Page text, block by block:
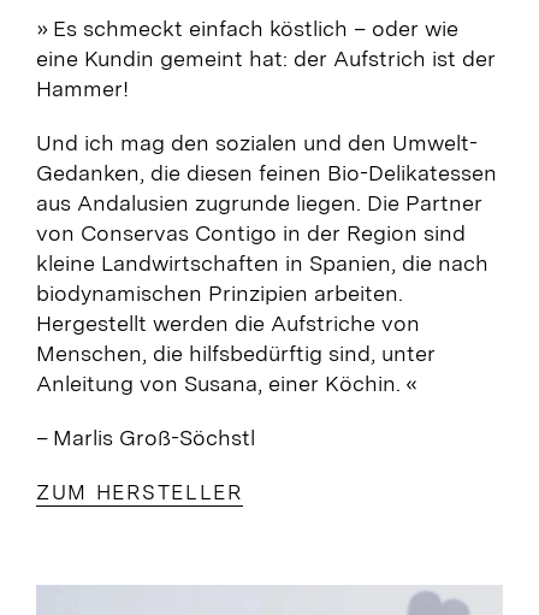
» Es schmeckt einfach köstlich – oder wie
eine Kundin gemeint hat: der Aufstrich ist der
Hammer!
Und ich mag den sozialen und den Umwelt-
Gedanken, die diesen feinen Bio-Delikatessen
aus Andalusien zugrunde liegen. Die Partner
von Conservas Contigo in der Region sind
kleine Landwirtschaften in Spanien, die nach
biodynamischen Prinzipien arbeiten.
Hergestellt werden die Aufstriche von
Menschen, die hilfsbedürftig sind, unter
Anleitung von Susana, einer Köchin. «
– Marlis Groß-Söchstl
ZUM HERSTELLER